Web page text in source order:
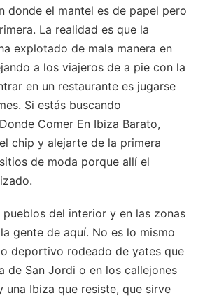
donde el mantel es de papel pero
La realidad es que la
explotado de mala manera en
a los viajeros de a pie con la
en un restaurante es jugarse
Si estás buscando
Comer En Ibiza Barato,
chip y alejarte de la primera
de moda porque allí el
del interior y en las zonas
gente de aquí. No es lo mismo
deportivo rodeado de yates que
de San Jordi o en los callejones
una Ibiza que resiste, que sirve